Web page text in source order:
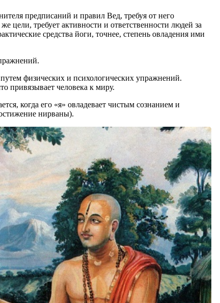
предписаний и правил Вед, требуя от него
цели, требует активности и ответственности людей за
средства йоги, точнее, степень овладения ими
физических и психологических упражнений.
привязывает человека к миру.
когда его «я» овладевает чистым сознанием и
нирваны).